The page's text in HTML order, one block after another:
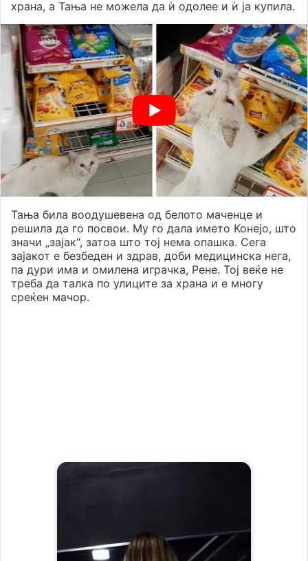
храна, а Тања не можела да ѝ одолее и ѝ ја купила.
Тања била воодушевена од белото маченце и
решила да го посвои. Му го дала името Конејо, што
значи „зајак“, затоа што тој нема опашка. Сега
зајакот е безбеден и здрав, доби медицинска нега,
па дури има и омилена играчка, Рене. Тој веќе не
треба да талка по улиците за храна и е многу
среќен мачор.